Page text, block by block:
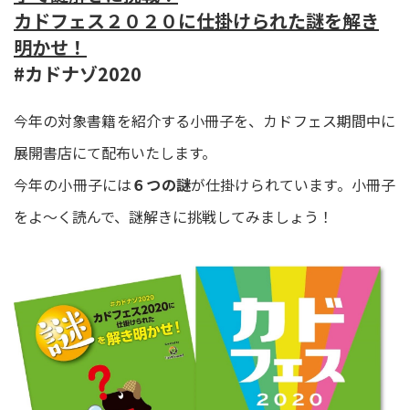
カドフェス２０２０に仕掛けられた謎を解き
明かせ！
#カドナゾ2020
今年の対象書籍を紹介する小冊子を、カドフェス期間中に
展開書店にて配布いたします。
今年の小冊子には６つの謎が仕掛けられています。小冊子
をよ～く読んで、謎解きに挑戦してみましょう！